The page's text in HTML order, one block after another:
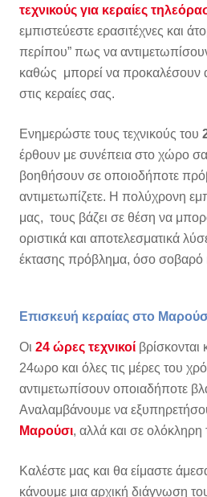
τεχνικούς για κεραίες
εμπιστεύεστε ερασιτέχνες και
περίπου” πως να
καθώς μπορεί να προκαλέσουν
στις κεραίες σας.
Ενημερώστε τους τεχνικούς του
έρθουν με συνέπεια στο χώρο
βοηθήσουν σε οποιοδήποτε
αντιμετωπίζετε. Η πολύχρονη
μας, τους βάζει σε θέση να
οριστικά και αποτελεσματικά
έκτασης πρόβλημα, όσο σοβαρό
Επισκευή κεραίας στο
Οι 24 ώρες τεχνικοί βρίσκονται
24ωρο και όλες τις μέρες του
αντιμετωπίσουν οποιαδήποτε
Αναλαμβάνουμε να
Μαρούσι, αλλά και σε ολόκληρη
Καλέστε μας και θα είμαστε
κάνουμε μια αρχική διάγνωση